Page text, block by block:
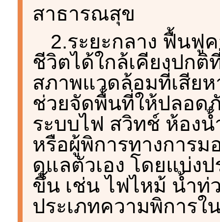
สาธารณสุข
2.ระยะกลาง ฟื้นฟู
ชีวิตได้ใกล้เคียงปกติ
สภาพแวดล้อมที่เสียห
ช่วยจัดพื้นที่ให้ปลอด
ระบบไฟ สวิทช์ ห้องน้
หรือผู้พิการทางการ
ดูแลตัวเอง โดยแบ่ง
ขึ้น เช่น ไฟไหม้ น้ำท่
ประเภทความพิการใ